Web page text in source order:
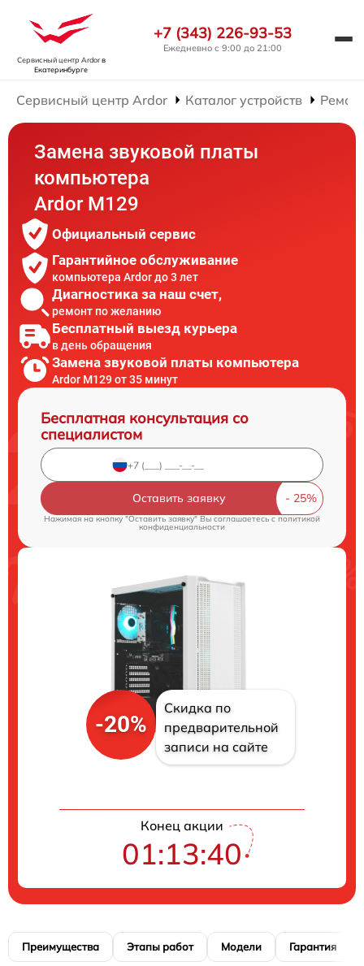
Сервисный центр Ardorв
Екатеринбурге
+7 (343) 226-93-53
Ежедневно с 9:00 до 21:00
Сервисный центр Ardor Каталог устройств
Замена звуковой платы
компьютера
Ardor M129
Официальный сервис
Гарантийное обслуживание
компьютера Ardor до 3 лет
Диагностика за наш счет,
ремонт по желанию
Бесплатный выезд курьера
в день обращения
Замена звуковой платы компьютера
Ardor M129 от 35 минут
Бесплатная консультация со
специалистом
Оставить заявку
Нажимая на кнопку "Оставить заявку" Вы соглашаетесь cполитикой
конфиденциальности
-20%
Скидка по
предварительной
записи на сайте
Конец акции
01:13:40
Преимущества Этапы работ Модели Гарантия